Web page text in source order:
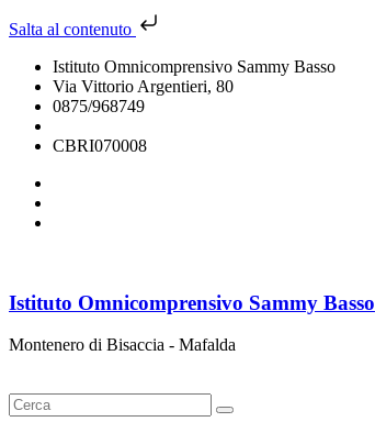
Salta al contenuto
Istituto Omnicomprensivo Sammy Basso
Via Vittorio Argentieri, 80
0875/968749
CBRI070008
Istituto Omnicomprensivo Sammy Basso
Montenero di Bisaccia - Mafalda